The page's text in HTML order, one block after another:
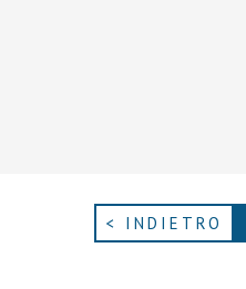
< INDIETRO